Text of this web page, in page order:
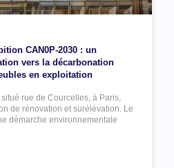
CAN0P-2030 : un
vers la décarbonation
en exploitation
situé rue de Courcelles, à Paris,
de rénovation et surélévation. Le
démarche environnementale